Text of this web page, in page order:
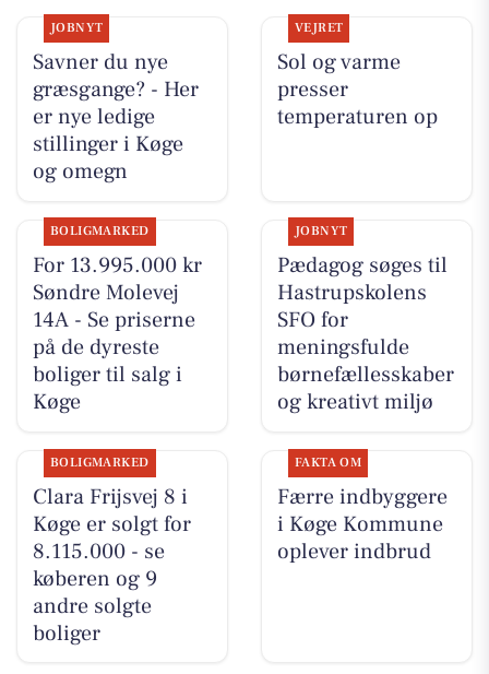
JOBNYT
Savner du nye
græsgange? - Her
er nye ledige
stillinger i Køge
og omegn
VEJRET
Sol og varme
presser
temperaturen op
BOLIGMARKED
For 13.995.000 kr
Søndre Molevej
14A - Se priserne
på de dyreste
boliger til salg i
Køge
JOBNYT
Pædagog søges til
Hastrupskolens
SFO for
meningsfulde
børnefællesskaber
og kreativt miljø
BOLIGMARKED
Clara Frijsvej 8 i
Køge er solgt for
8.115.000 - se
køberen og 9
andre solgte
boliger
FAKTA OM
Færre indbyggere
i Køge Kommune
oplever indbrud